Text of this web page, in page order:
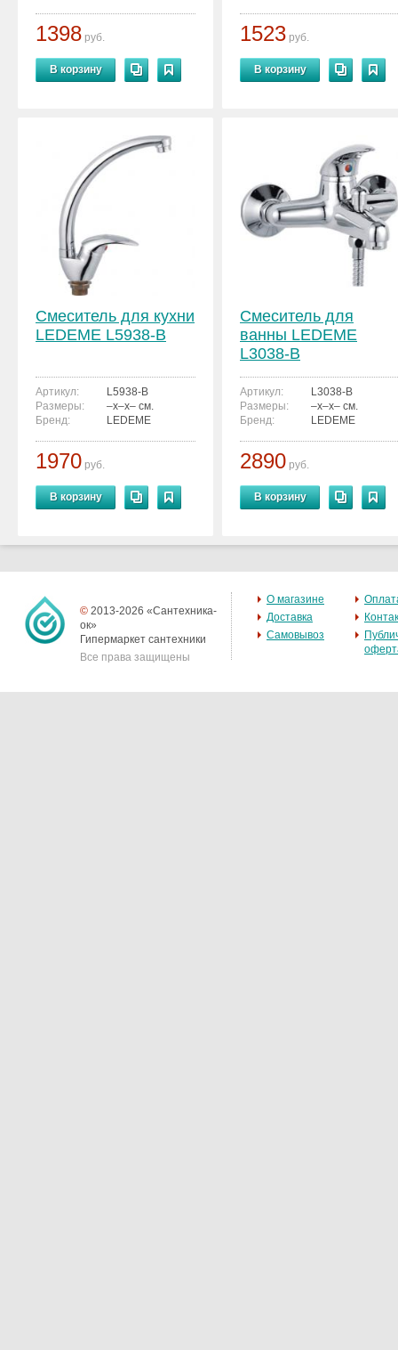
1398 руб.
В корзину
1523 руб.
В корзину
Смеситель для кухни
LEDEME L5938-B
Артикул:
L5938-B
Размеры:
–x–x– см.
Бренд:
LEDEME
1970 руб.
В корзину
Смеситель для
ванны LEDEME
L3038-B
Артикул:
L3038-B
Размеры:
–x–x– см.
Бренд:
LEDEME
2890 руб.
В корзину
© 2013-2026 «Сантехника-
ок»
Гипермаркет сантехники
Все права защищены
О магазине
Доставка
Самовывоз